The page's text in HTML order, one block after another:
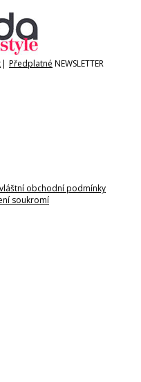
| Předplatné NEWSLETTER
obchodní podmínky
soukromí